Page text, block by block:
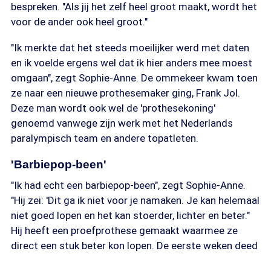
bespreken. "Als jij het zelf heel groot maakt, wordt het
voor de ander ook heel groot."
"Ik merkte dat het steeds moeilijker werd met daten
en ik voelde ergens wel dat ik hier anders mee moest
omgaan", zegt Sophie-Anne. De ommekeer kwam toen
ze naar een nieuwe prothesemaker ging, Frank Jol.
Deze man wordt ook wel de 'prothesekoning'
genoemd vanwege zijn werk met het Nederlands
paralympisch team en andere topatleten.
'Barbiepop-been'
"Ik had echt een barbiepop-been", zegt Sophie-Anne.
"Hij zei: 'Dit ga ik niet voor je namaken. Je kan helemaal
niet goed lopen en het kan stoerder, lichter en beter."
Hij heeft een proefprothese gemaakt waarmee ze
direct een stuk beter kon lopen. De eerste weken deed